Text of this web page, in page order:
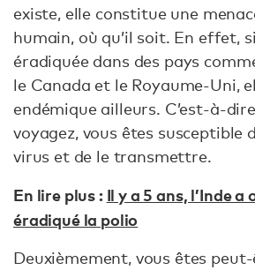
existe, elle constitue une
humain, où qu’il soit. En effet,
éradiquée dans des pays
le Canada et le Royaume-Uni,
endémique ailleurs. C’est-à-
voyagez, vous êtes susceptible
virus et de le transmettre.
En lire plus : Il y a 5 ans, l’Inde
éradiqué la polio
Deuxièmement, vous êtes